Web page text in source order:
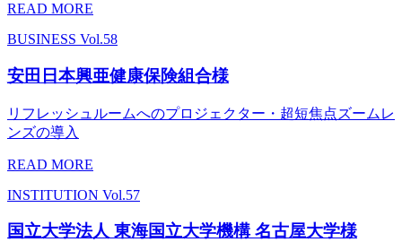
READ MORE
BUSINESS Vol.58
安田日本興亜健康保険組合様
リフレッシュルームへのプロジェクター・超短焦点ズームレ
ンズの導入
READ MORE
INSTITUTION Vol.57
国立大学法人 東海国立大学機構 名古屋大学様